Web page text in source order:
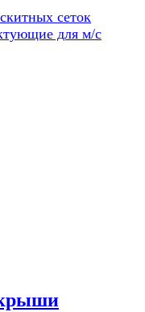
сеток
для м/с